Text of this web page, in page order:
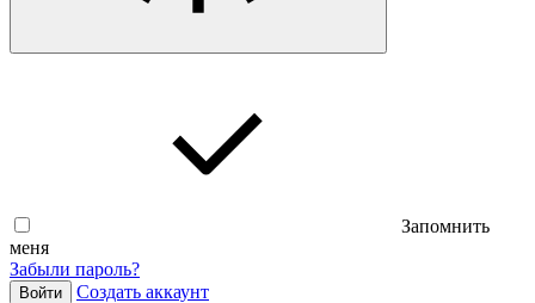
Запомнить
меня
Забыли пароль?
Войти Cоздать аккаунт